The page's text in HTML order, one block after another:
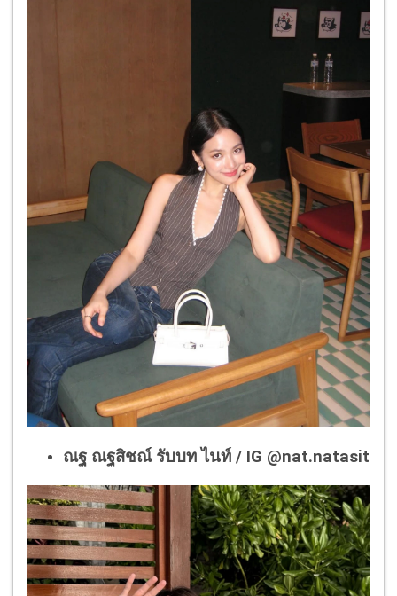
ณฐ ณฐสิชณ์ รับบท ไนท์ / IG @nat.natasit